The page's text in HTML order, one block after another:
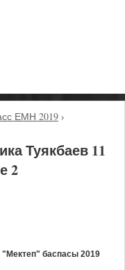
ЕМН 2019 ›
Туякбаев 11
2
"Мектеп" баспасы 2019